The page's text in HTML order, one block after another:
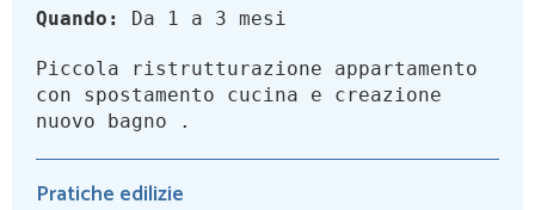
Quando: Da 1 a 3 mesi
Piccola ristrutturazione appartamento
con spostamento cucina e creazione
nuovo bagno .
Pratiche edilizie